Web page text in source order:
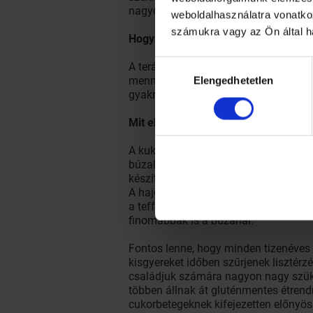
weboldalhasználatra
számukra vagy az Ön által
Hozzájárulás
kiválasztásaElengedhetetlen
nagyon nehezen, évek szenvedése
Hogyan kezelhető a
A terápia egyszerű, de kíméletlen:
mennyiségű glutén elfogyasztása is
gyakran szennyezett ezekkel a
Mit ehet a lisztérzékeny beteg?
A kukorica, a rizs, a cirok, a köles és
búzalisztet, és ezekre lehet alapozni
készíthetünk burgonyakeményítő,
A hajdina, guarmag,
a teff is elérhető alapanyag nálunk
finomabbak is a búzánál.
Fontos lenne, hogy minden
kisgyereket időben szűrjenek
családjuk számára nagyon nagy
többen állnak át gluténmentes
cukorbetegeknek kifejezetten